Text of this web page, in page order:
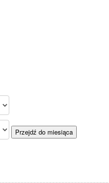
Przejdź do miesiąca